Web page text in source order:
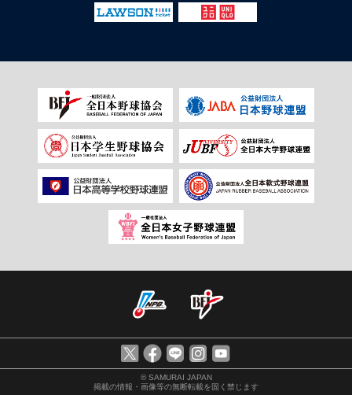
© SAMURAI JAPAN
掲載の情報・画像等の無断転載を固く禁じます